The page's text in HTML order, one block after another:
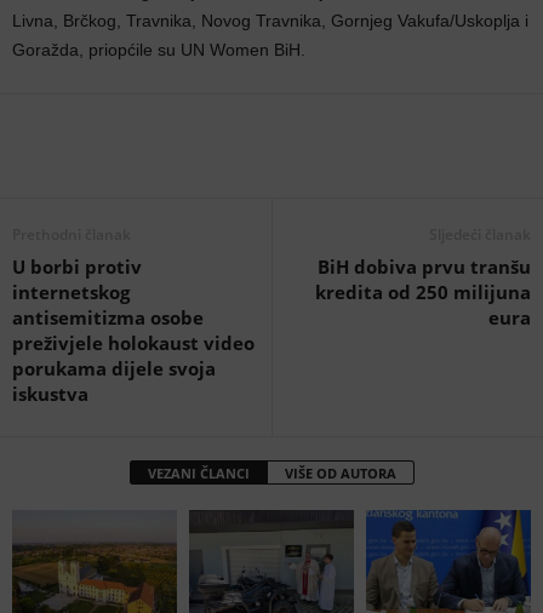
Livna, Brčkog, Travnika, Novog Travnika, Gornjeg Vakufa/Uskoplja i
Goražda, priopćile su UN Women BiH.
U borbi protiv
internetskog
antisemitizma osobe
preživjele holokaust video
porukama dijele svoja
iskustva
BiH dobiva prvu tranšu
kredita od 250 milijuna
eura
VEZANI ČLANCI VIŠE OD AUTORA